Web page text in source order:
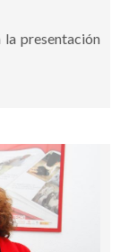
presentación